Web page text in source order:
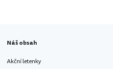
Náš obsah
Akční letenky